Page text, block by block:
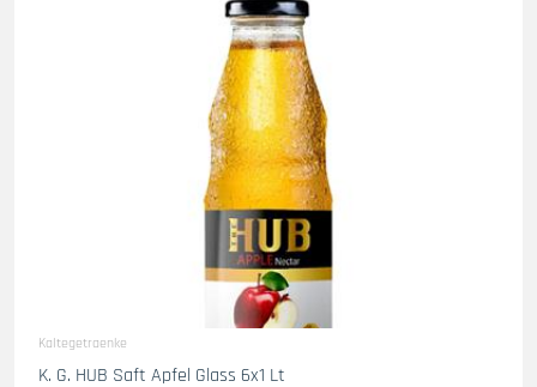
Kaltegetraenke
K. G. HUB Saft Apfel Glass 6x1 Lt